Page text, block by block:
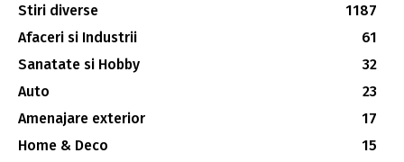
Stiri diverse
1187
Afaceri si Industrii
61
Sanatate si Hobby
32
Auto
23
Amenajare exterior
17
Home & Deco
15